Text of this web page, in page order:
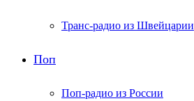
Транс-радио из Швейцарии
Поп
Поп-радио из России